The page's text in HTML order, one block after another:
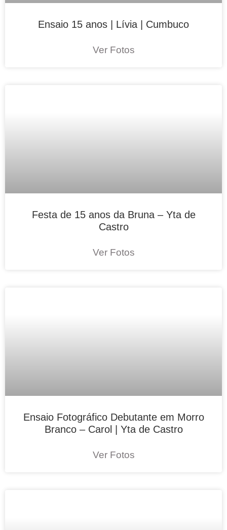
Ensaio 15 anos | Lívia | Cumbuco
Ver Fotos
Festa de 15 anos da Bruna – Yta de
Castro
Ver Fotos
Ensaio Fotográfico Debutante em Morro
Branco – Carol | Yta de Castro
Ver Fotos